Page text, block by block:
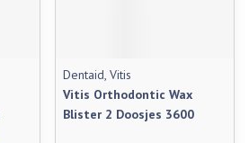
Dentaid, Vitis
Vitis Orthodontic Wax
Blister 2 Doosjes 3600